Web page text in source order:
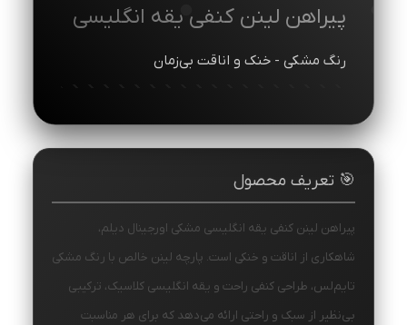
پیراهن لینن کنفی یقه انگلیسی
رنگ مشکی - خنک و اناقت بی‌زمان
🎯 تعریف محصول
پیراهن لینن کنفی یقه انگلیسی مشکی اورجینال دیلم،
شاهکاری از اناقت و خنکی است. پارچه لینن خالص با رنگ مشکی
تایم‌لس، طراحی کنفی راحت و یقه انگلیسی کلاسیک، ترکیبی
بی‌نظیر از سبک و راحتی ارائه می‌دهد که برای هر مناسبت